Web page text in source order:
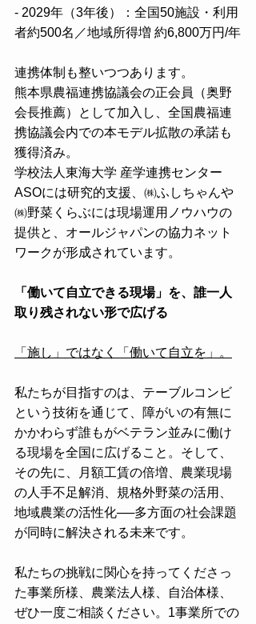
- 2029年（3年後）：全国50施設・利用
者約500名／地域所得増 約6,800万円/年
連携体制も整いつつあります。
熊本県農福連携協議会の正会員（奥野
会長推薦）として加入し、全国農福連
携協議会内での本モデル拡散の承諾も
獲得済み。
学校法人東海大学 産学連携センター
ASOには研究的支援、㈱ふしちゃんや
㈱野菜くらぶには現場運用ノウハウの
提供と、オールジャパンの協力ネット
ワークが形成されています。
「働いて自立できる現場」を、誰一人
取り残されない形で広げる
「施し」ではなく「働いて自立を」。
私たちが目指すのは、テーブルコンビ
という技術を通じて、障がいの有無に
かかわらず誰もがベテラン並みに働け
る現場を全国に広げること。そして、
その先に、月額工賃の倍増、農業現場
の人手不足解消、規格外野菜の活用、
地域農業の活性化──多方面の社会課題
が同時に解決される未来です。
私たちの挑戦に関心を持ってくださっ
た事業所様、農業法人様、自治体様、
ぜひ一度ご相談ください。1事業所での